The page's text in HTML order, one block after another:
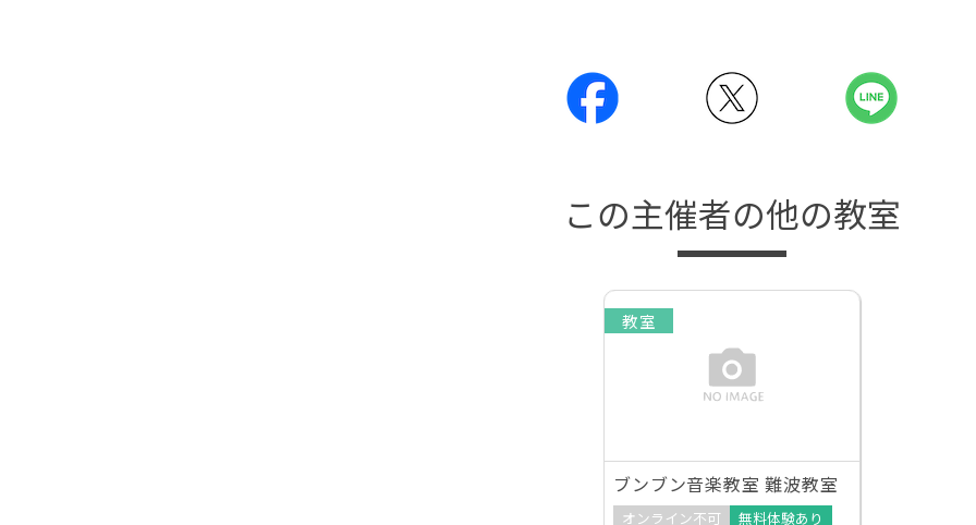
この主催者の他の教室
教室
ブンブン音楽教室 難波教室
オンライン不可
無料体験あり